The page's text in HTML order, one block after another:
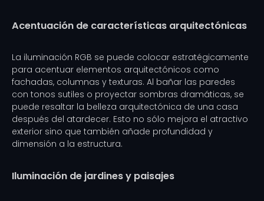
Acentuación de características arquitectónicas
La iluminación RGB se puede colocar estratégicamente
para acentuar elementos arquitectónicos como
fachadas, columnas y texturas. Al bañar las paredes
con tonos sutiles o proyectar sombras dramáticas, se
puede resaltar la belleza arquitectónica de una casa
después del atardecer. Esto no sólo mejora el atractivo
exterior sino que también añade profundidad y
dimensión a la estructura.
Iluminación de jardines y paisajes